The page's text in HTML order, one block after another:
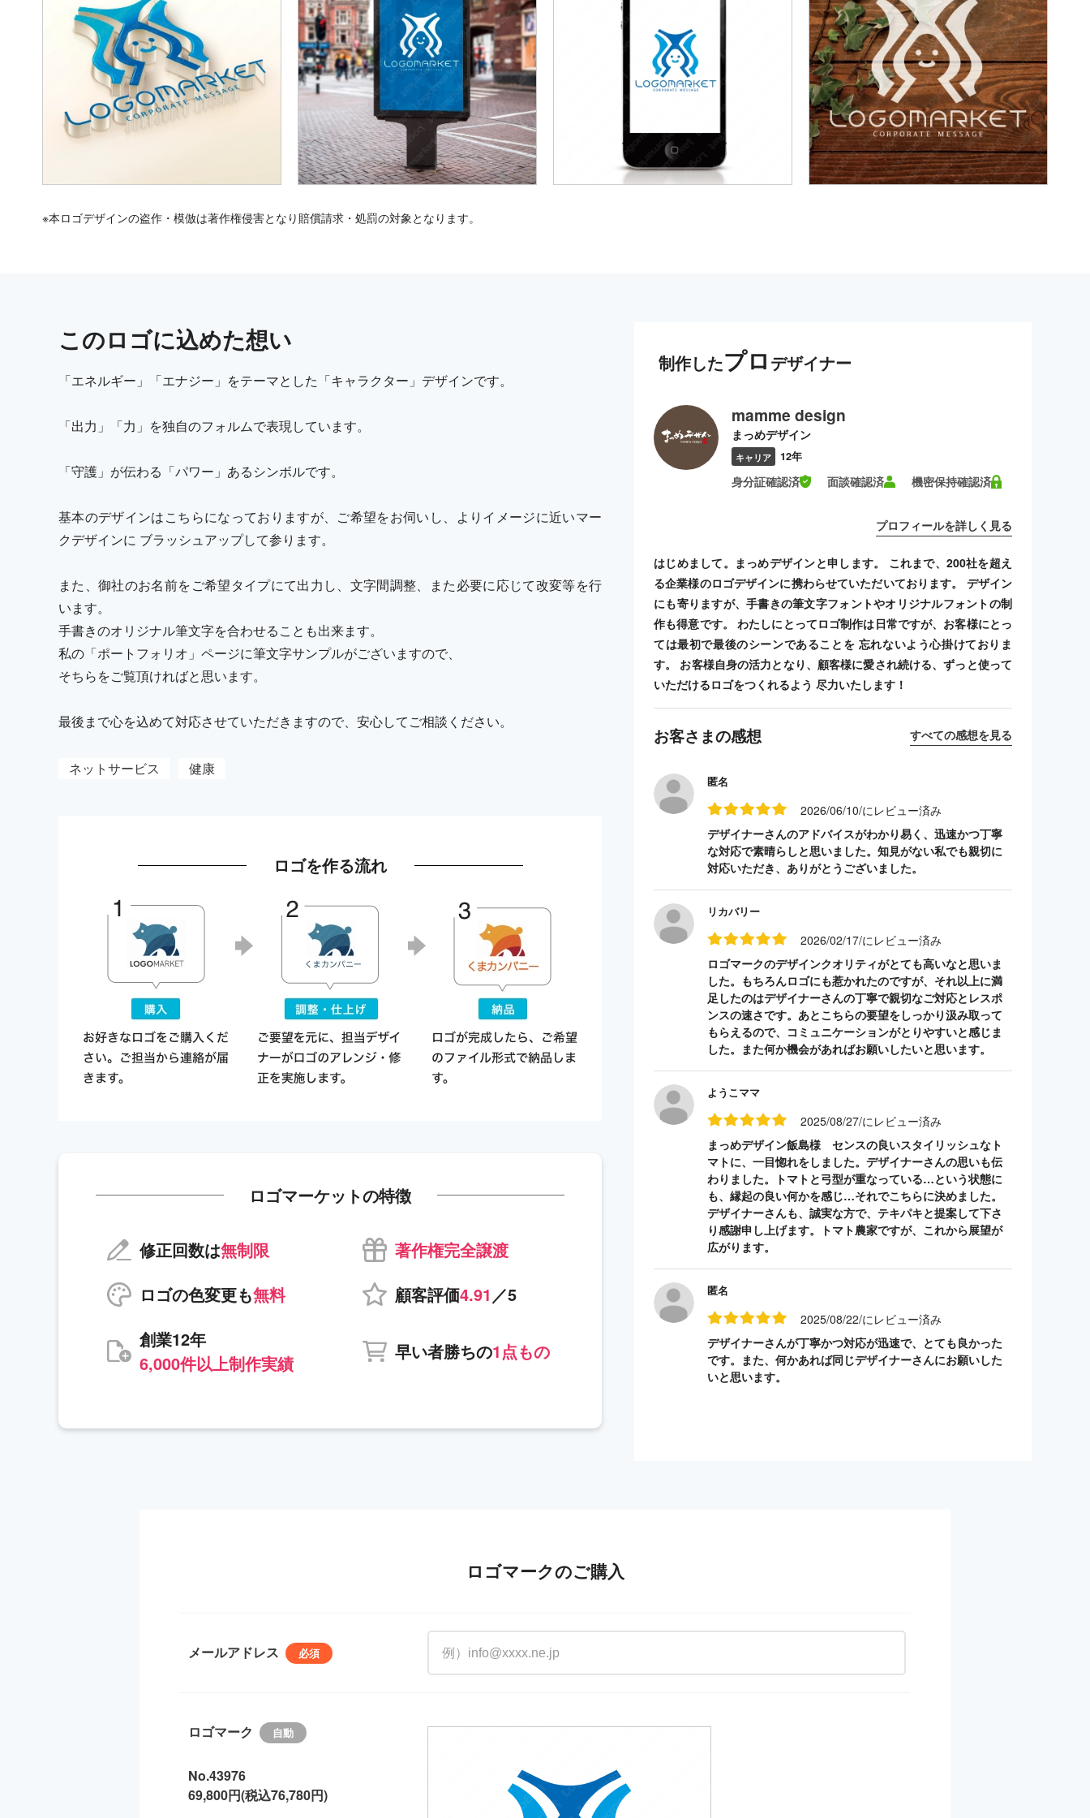
※本ロゴデザインの盗作・模倣は著作権侵害となり賠償請求・処罰の対象となります。
このロゴに込めた想い
「エネルギー」「エナジー」をテーマとした「キャラクター」デザインです。
「出力」「力」を独自のフォルムで表現しています。
「守護」が伝わる「パワー」あるシンボルです。
基本のデザインはこちらになっておりますが、ご希望をお伺いし、よりイメージに近いマー
クデザインに ブラッシュアップして参ります。
また、御社のお名前をご希望タイプにて出力し、文字間調整、また必要に応じて改変等を行
います。
手書きのオリジナル筆文字を合わせることも出来ます。
私の「ポートフォリオ」ページに筆文字サンプルがございますので、
そちらをご覧頂ければと思います。
最後まで心を込めて対応させていただきますので、安心してご相談ください。
ネットサービス 健康
ロゴを作る流れ
ロゴマーケットの特徴
修正回数は無制限
著作権完全譲渡
ロゴの色変更も無料 顧客評価4.91 ／5
創業12年
6,000件以上制作実績
早い者勝ちの1点もの
制作したプロ デザイナー
mamme design
まっめデザイン
キャリア 12年
身分証確認済 面談確認済 機密保持確認済
プロフィールを詳しく見る
はじめまして。まっめデザインと申します。 これまで、200社を超え
る企業様のロゴデザインに携わらせていただいております。 デザイン
にも寄りますが、手書きの筆文字フォントやオリジナルフォントの制
作も得意です。 わたしにとってロゴ制作は日常ですが、お客様にとっ
ては最初で最後のシーンであることを 忘れないよう心掛けておりま
す。 お客様自身の活力となり、顧客様に愛され続ける、ずっと使って
いただけるロゴをつくれるよう 尽力いたします！
お客さまの感想 すべての感想を見る
匿名
2026/06/10/にレビュー済み
デザイナーさんのアドバイスがわかり易く、迅速かつ丁寧
な対応で素晴らしと思いました。知見がない私でも親切に
対応いただき、ありがとうございました。
リカバリー
2026/02/17/にレビュー済み
ロゴマークのデザインクオリティがとても高いなと思いま
した。もちろんロゴにも惹かれたのですが、それ以上に満
足したのはデザイナーさんの丁寧で親切なご対応とレスポ
ンスの速さです。あとこちらの要望をしっかり汲み取って
もらえるので、コミュニケーションがとりやすいと感じま
した。また何か機会があればお願いしたいと思います。
ようこママ
2025/08/27/にレビュー済み
まっめデザイン飯島様 センスの良いスタイリッシュなト
マトに、一目惚れをしました。デザイナーさんの思いも伝
わりました。トマトと弓型が重なっている…という状態に
も、縁起の良い何かを感じ…それでこちらに決めました。
デザイナーさんも、誠実な方で、テキパキと提案して下さ
り感謝申し上げます。トマト農家ですが、これから展望が
広がります。
匿名
2025/08/22/にレビュー済み
デザイナーさんが丁寧かつ対応が迅速で、とても良かった
です。また、何かあれば同じデザイナーさんにお願いした
いと思います。
ロゴマークのご購入
メールアドレス
ロゴマーク
No.43976
69,800円(税込76,780円)